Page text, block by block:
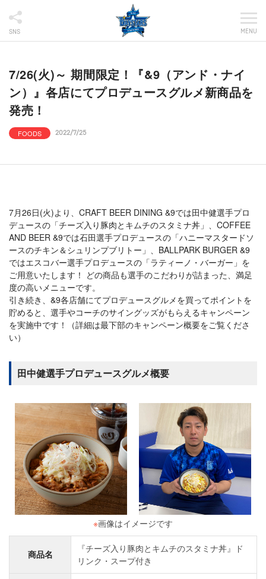
SNS MENU
7/26(火)～ 期間限定！『&9（アンド・ナイ
ン）』各店にてプロデュースグルメ新商品を
発売！
FOODS 2022/7/25
7月26日(火)より、CRAFT BEER DINING &9では田中健選手プロ
デュースの「チーズ入り豚肉とキムチのスタミナ丼」、COFFEE
AND BEER &9では石田選手プロデュースの「ハニーマスタードソ
ースのチキン＆シュリンプブリトー」、BALLPARK BURGER &9
ではエスコバー選手プロデュースの「ラティーノ・バーガー」を
ご用意いたします！ どの商品も選手のこだわりが詰まった、満足
度の高いメニューです。
引き続き、&9各店舗にてプロデュースグルメを買ってポイントを
貯めると、選手やコーチのサイングッズがもらえるキャンペーン
を実施中です！（詳細は最下部のキャンペーン概要をご覧くださ
い）
田中健選手プロデュースグルメ概要
※画像はイメージです
商品名
『チーズ入り豚肉とキムチのスタミナ丼』ド
リンク・スープ付き